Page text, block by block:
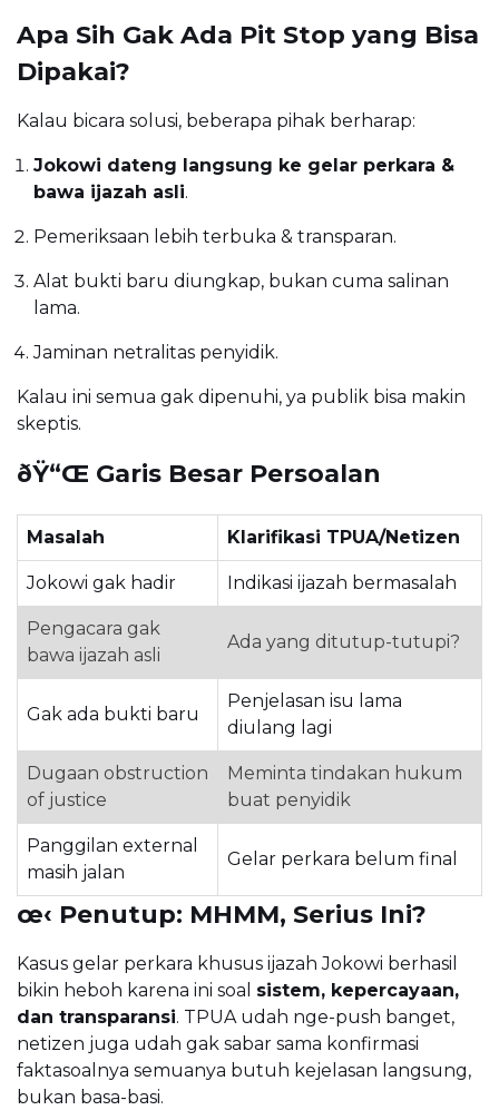
Apa Sih Gak Ada Pit Stop yang Bisa
Dipakai?
Kalau bicara solusi, beberapa pihak berharap:
Jokowi dateng langsung ke gelar perkara &
bawa ijazah asli.
Pemeriksaan lebih terbuka & transparan.
Alat bukti baru diungkap, bukan cuma salinan
lama.
Jaminan netralitas penyidik.
Kalau ini semua gak dipenuhi, ya publik bisa makin
skeptis.
ðŸ“Œ Garis Besar Persoalan
Masalah Klarifikasi TPUA/Netizen
Jokowi gak hadir Indikasi ijazah bermasalah
Pengacara gak
bawa ijazah asli
Ada yang ditutup-tutupi?
Gak ada bukti baru
Penjelasan isu lama
diulang lagi
Dugaan obstruction
of justice
Meminta tindakan hukum
buat penyidik
Panggilan external
masih jalan
Gelar perkara belum final
œ‹ Penutup: MHMM, Serius Ini?
Kasus gelar perkara khusus ijazah Jokowi berhasil
bikin heboh karena ini soal sistem, kepercayaan,
dan transparansi. TPUA udah nge-push banget,
netizen juga udah gak sabar sama konfirmasi
faktasoalnya semuanya butuh kejelasan langsung,
bukan basa-basi.